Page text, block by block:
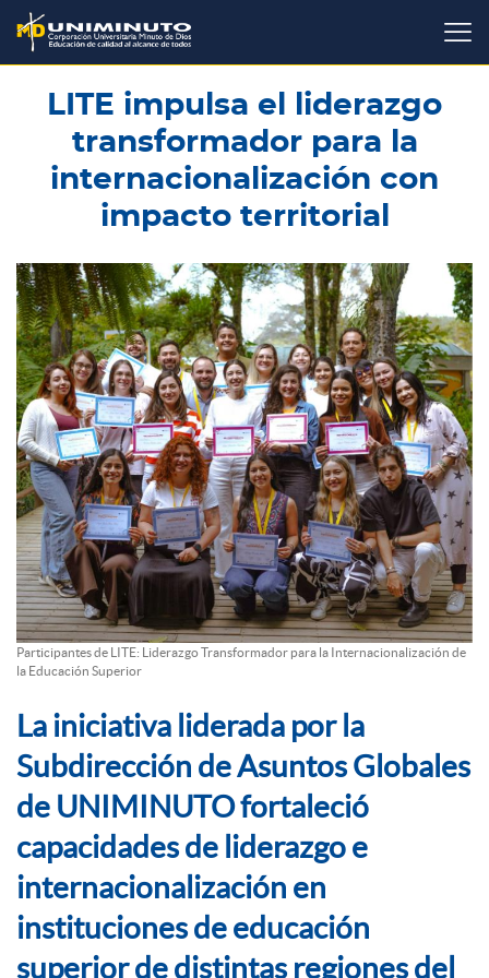
Pasar
contenido
principal
LITE impulsa el liderazgo
transformador para la
internacionalización con
impacto territorial
Participantes de LITE: Liderazgo Transformador para la Internacionalización de
la Educación Superior
La iniciativa liderada por la
Subdirección de Asuntos Globales
de UNIMINUTO fortaleció
capacidades de liderazgo e
internacionalización en
instituciones de educación
superior de distintas regiones del